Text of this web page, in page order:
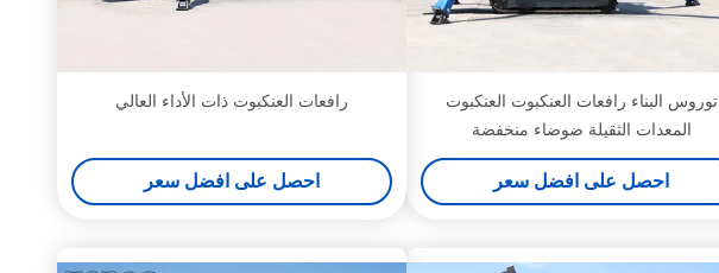
توروس البناء رافعات العنكبوت العنكبوت
المعدات الثقيلة ضوضاء منخفضة
احصل على افضل سعر
رافعات العنكبوت ذات الأداء العالي
احصل على افضل سعر